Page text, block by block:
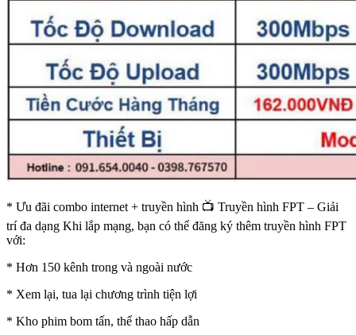
* Ưu đãi combo internet + truyền hình 📺 Truyền hình FPT – Giải
trí đa dạng Khi lắp mạng, bạn có thể đăng ký thêm truyền hình FPT
với:
* Hơn 150 kênh trong và ngoài nước
* Xem lại, tua lại chương trình tiện lợi
* Kho phim bom tấn, thể thao hấp dẫn